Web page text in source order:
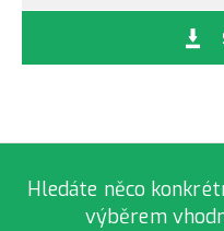
Hledáte něco
výběrem